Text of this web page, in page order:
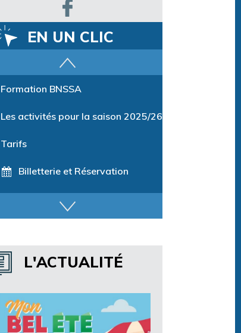
EN UN CLIC
Parcours training
Horaires espace détente
Horaires centre aquatique
L'ACTUALITÉ